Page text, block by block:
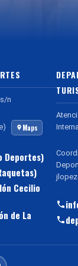
n
Maps
Deportes)
Cecilio
de La